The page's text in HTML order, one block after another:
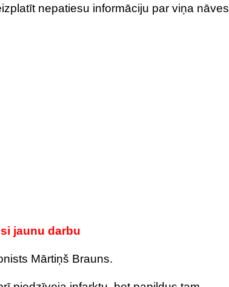
nepatiesu informāciju par viņa nāves
jaunu darbu
Mārtiņš Brauns.